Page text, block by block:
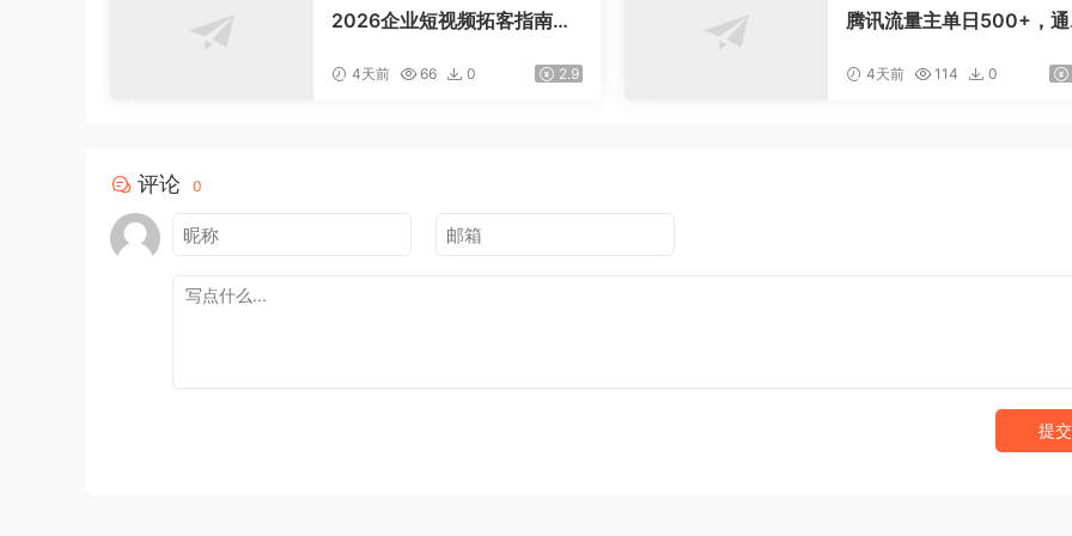
2026企业短视频拓客指南：
案镜头实操，打通公域引流私
4天前 66 0 2.9
腾讯流量主单日500+，通
稳定躺赚腾讯广告收益
4天前 114 0
评论 0
提交